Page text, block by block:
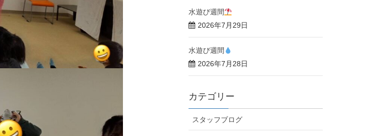
水遊び週間
2026年7月29日
水遊び週間
2026年7月28日
カテゴリー
スタッフブログ